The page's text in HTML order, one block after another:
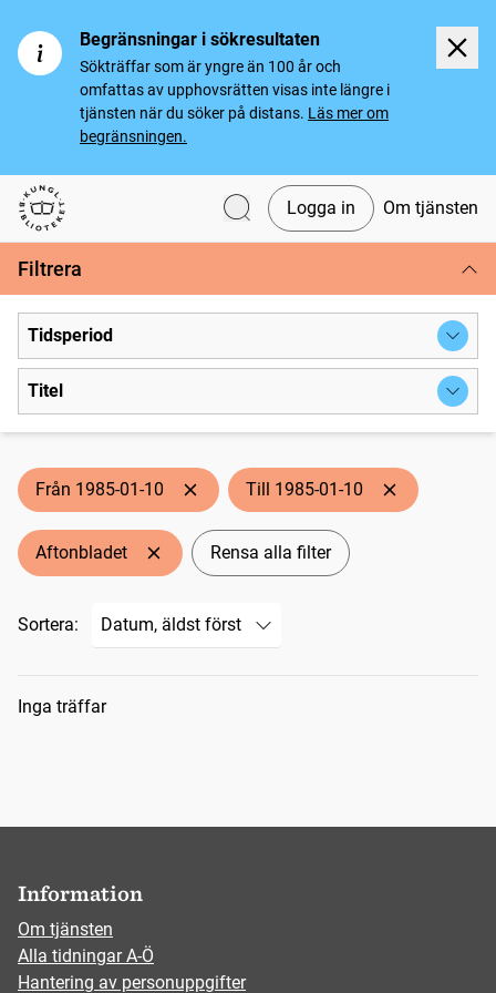
Begränsningar i sökresultaten
Sökträffar som är yngre än 100 år och
omfattas av upphovsrätten visas inte längre i
tjänsten när du söker på distans. Läs mer om
begränsningen.
Svenska tidningar
Logga in Om tjänsten
Filtrera
Tidsperiod
Titel
Från 1985-01-10 Till 1985-01-10
Aftonbladet Rensa alla filter
Sortera:
Sökresultat
Inga träffar
Information
Om tjänsten
Alla tidningar A-Ö
Hantering av personuppgifter